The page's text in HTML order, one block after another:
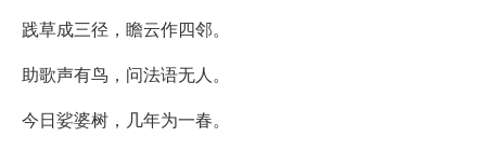
践草成三径，瞻云作四邻。
助歌声有鸟，问法语无人。
今日娑婆树，几年为一春。